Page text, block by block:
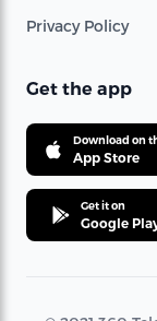
Privacy Policy
Get the app
Download on
App Store
Get it on
Google